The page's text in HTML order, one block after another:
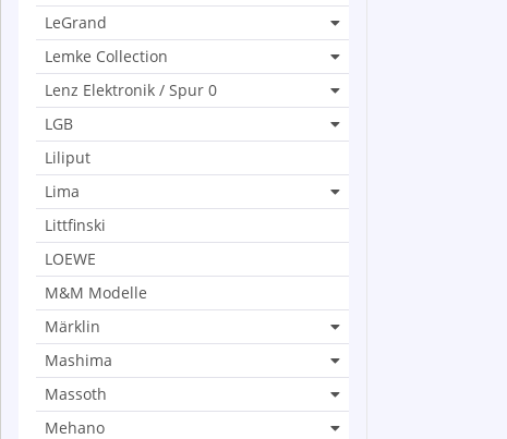
LeGrand
Lemke Collection
Lenz Elektronik / Spur 0
LGB
Liliput
Lima
Littfinski
LOEWE
M&M Modelle
Märklin
Mashima
Massoth
Mehano